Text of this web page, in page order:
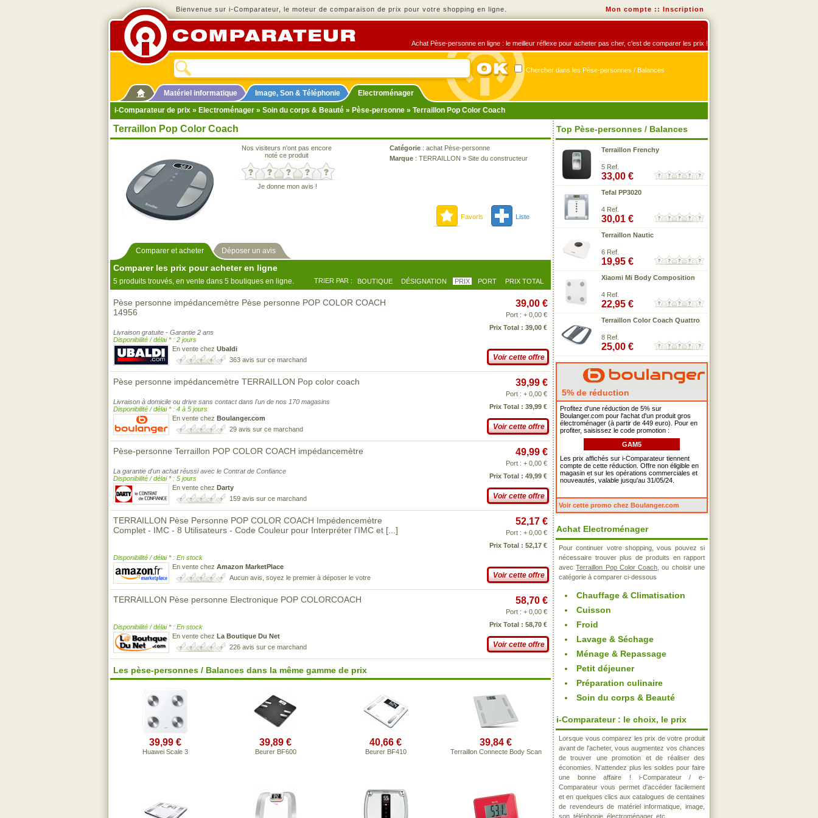
Bienvenue sur i-Comparateur, le moteur de comparaison de prix pour votre shopping en ligne. Mon compte :: Inscription
Achat Pèse-personne en ligne : le meilleur réflexe pour acheter pas cher, c'est de comparer les prix !
Chercher dans les Pèse-personnes / Balances
Matériel informatique Image, Son & Téléphonie
Electroménager
i-Comparateur de prix » Electroménager » Soin du corps & Beauté » Pèse-personne » Terraillon Pop Color Coach
Terraillon Pop Color Coach
Nos visiteurs n'ont pas encore
noté ce produit
Je donne mon avis !
Catégorie : achat Pèse-personne
Marque : TERRAILLON » Site du constructeur
Favoris Liste
Comparer et acheter Déposer un avis
Comparer les prix pour acheter en ligne
5 produits trouvés, en vente dans 5 boutiques en ligne. TRIER PAR : BOUTIQUE DÉSIGNATION PRIX PORT PRIX TOTAL
Pèse personne impédancemètre Pèse personne POP COLOR COACH
14956
Livraison gratuite - Garantie 2 ans
Disponibilité / délai * : 2 jours
En vente chez Ubaldi
363 avis sur ce marchand
39,00 €
Port : + 0,00 €
Prix Total : 39,00 €
Voir cette offre
Pèse personne impédancemètre TERRAILLON Pop color coach
Livraison à domicile ou drive sans contact dans l'un de nos 170 magasins
Disponibilité / délai * : 4 à 5 jours
En vente chez Boulanger.com
29 avis sur ce marchand
39,99 €
Port : + 0,00 €
Prix Total : 39,99 €
Voir cette offre
Pèse-personne Terraillon POP COLOR COACH impédancemètre
La garantie d'un achat réussi avec le Contrat de Confiance
Disponibilité / délai * : 5 jours
En vente chez Darty
159 avis sur ce marchand
49,99 €
Port : + 0,00 €
Prix Total : 49,99 €
Voir cette offre
TERRAILLON Pèse Personne POP COLOR COACH Impédencemètre
Complet - IMC - 8 Utilisateurs - Code Couleur pour Interpréter l'IMC et [...]
Disponibilité / délai * : En stock
En vente chez Amazon MarketPlace
Aucun avis, soyez le premier à déposer le votre
52,17 €
Port : + 0,00 €
Prix Total : 52,17 €
Voir cette offre
TERRAILLON Pèse personne Electronique POP COLORCOACH
Disponibilité / délai * : En stock
En vente chez La Boutique Du Net
226 avis sur ce marchand
58,70 €
Port : + 0,00 €
Prix Total : 58,70 €
Voir cette offre
Les pèse-personnes / Balances dans la même gamme de prix
39,99 €
Huawei Scale 3
39,89 €
Beurer BF600
40,66 €
Beurer BF410
39,84 €
Terraillon Connecte Body Scan
Top Pèse-personnes / Balances
Terraillon Frenchy
5 Ref.
33,00 €
Tefal PP3020
4 Ref.
30,01 €
Terraillon Nautic
6 Ref.
19,95 €
Xiaomi Mi Body Composition
4 Ref.
22,95 €
Terraillon Color Coach Quattro
8 Ref.
25,00 €
5% de réduction
Profitez d'une réduction de 5% sur
Boulanger.com pour l'achat d'un produit gros
électroménager (à partir de 449 euro). Pour en
profiter, saisissez le code promotion :
GAM5
Les prix affichés sur i-Comparateur tiennent
compte de cette réduction. Offre non éligible en
magasin et sur les opérations commerciales et
nouveautés, valable jusqu'au 31/05/24.
Voir cette promo chez Boulanger.com
Achat Electroménager
Pour continuer votre shopping, vous pouvez si
nécessaire trouver plus de produits en rapport
avecTerraillon Pop Color Coach , ou choisir une
catégorie à comparer ci-dessous
Chauffage & Climatisation
Cuisson
Froid
Lavage & Séchage
Ménage & Repassage
Petit déjeuner
Préparation culinaire
Soin du corps & Beauté
i-Comparateur : le choix, le prix
Lorsque vous comparez les prix de votre produit
avant de l'acheter, vous augmentez vos chances
de trouver une promotion et de réaliser des
économies. N'attendez plus les soldes pour faire
une bonne affaire ! i-Comparateur / e-
Comparateur vous permet d'accéder facilement
et en quelques clics aux catalogues de centaines
de revendeurs de matériel informatique, image,
son, téléphonie, électroménager, etc..